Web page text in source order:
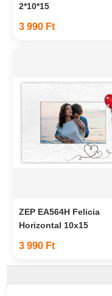
2*10*15
3 990 Ft
ZEP EA564H Felicia
Horizontal 10x15
3 990 Ft